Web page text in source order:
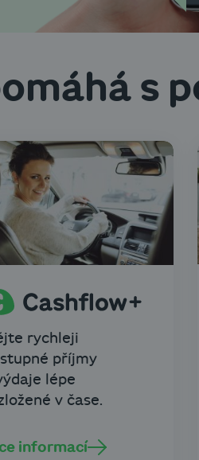
s
rychleji
příjmy
lépe
v čase.
informací